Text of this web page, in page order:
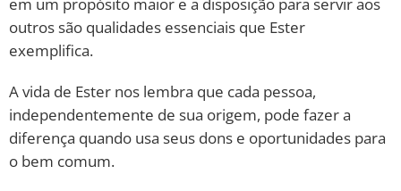
outros são qualidades essenciais que Ester
exemplifica.
A vida de Ester nos lembra que cada pessoa,
independentemente de sua origem, pode fazer a
diferença quando usa seus dons e oportunidades para
o bem comum.